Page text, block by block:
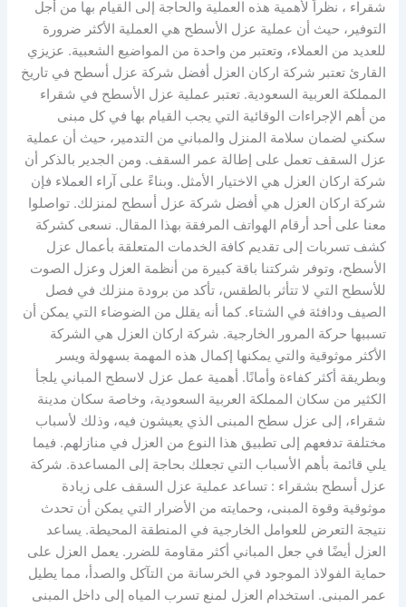
شقراء ، نظراً لأهمية هذه العملية والحاجة إلى القيام بها من أجل
التوفير، حيث أن عملية عزل الأسطح هي العملية الأكثر ضرورة
للعديد من العملاء، وتعتبر من واحدة من المواضيع الشعبية. عزيزي
القارئ تعتبر شركة اركان العزل أفضل شركة عزل أسطح في تاريخ
المملكة العربية السعودية. تعتبر عملية عزل الأسطح في شقراء
من أهم الإجراءات الوقائية التي يجب القيام بها في كل مبنى
سكني لضمان سلامة المنزل والمباني من التدمير، حيث أن عملية
عزل السقف تعمل على إطالة عمر السقف. ومن الجدير بالذكر أن
شركة اركان العزل هي الاختيار الأمثل. وبناءً على آراء العملاء فإن
شركة اركان العزل هي أفضل شركة عزل أسطح لمنزلك. تواصلوا
معنا على أحد أرقام الهواتف المرفقة بهذا المقال. نسعى كشركة
كشف تسربات إلى تقديم كافة الخدمات المتعلقة بأعمال عزل
الأسطح، وتوفر شركتنا باقة كبيرة من أنظمة العزل وعزل الصوت
للأسطح التي لا تتأثر بالطقس، تأكد من برودة منزلك في فصل
الصيف ودافئة في الشتاء. كما أنه يقلل من الضوضاء التي يمكن أن
تسببها حركة المرور الخارجية. شركة اركان العزل هي الشركة
الأكثر موثوقية والتي يمكنها إكمال هذه المهمة بسهولة ويسر
وبطريقة أكثر كفاءة وأمانًا. أهمية عمل عزل لاسطح المباني يلجأ
الكثير من سكان المملكة العربية السعودية، وخاصة سكان مدينة
شقراء، إلى عزل سطح المبنى الذي يعيشون فيه، وذلك لأسباب
مختلفة تدفعهم إلى تطبيق هذا النوع من العزل في منازلهم. فيما
يلي قائمة بأهم الأسباب التي تجعلك بحاجة إلى المساعدة. شركة
عزل أسطح بشقراء : تساعد عملية عزل السقف على زيادة
موثوقية وقوة المبنى، وحمايته من الأضرار التي يمكن أن تحدث
نتيجة التعرض للعوامل الخارجية في المنطقة المحيطة. يساعد
العزل أيضًا في جعل المباني أكثر مقاومة للضرر. يعمل العزل على
حماية الفولاذ الموجود في الخرسانة من التآكل والصدأ، مما يطيل
عمر المبنى. استخدام العزل لمنع تسرب المياه إلى داخل المبنى